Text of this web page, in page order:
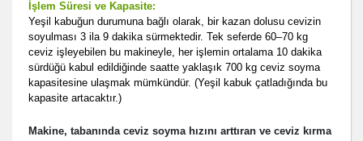
İşlem Süresi ve Kapasite:
Yeşil kabuğun durumuna bağlı olarak, bir kazan dolusu cevizin
soyulması 3 ila 9 dakika sürmektedir. Tek seferde 60–70 kg
ceviz işleyebilen bu makineyle, her işlemin ortalama 10 dakika
sürdüğü kabul edildiğinde saatte yaklaşık 700 kg ceviz soyma
kapasitesine ulaşmak mümkündür. (Yeşil kabuk çatladığında bu
kapasite artacaktır.)
Makine, tabanında ceviz soyma hızını arttıran ve ceviz kırma